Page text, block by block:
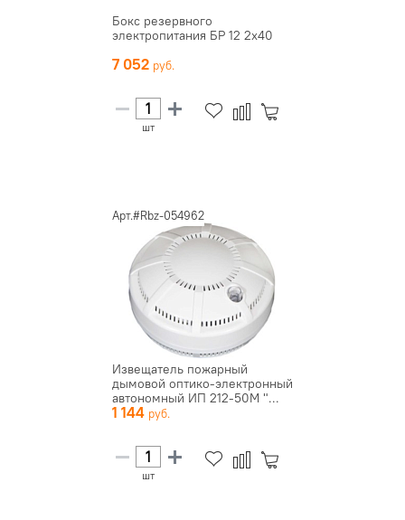
Бокс резервного
электропитания БР 12 2х40
7 052
шт
Арт.#Rbz-054962
Извещатель пожарный
дымовой оптико-электронный
автономный ИП 212-50М "...
1 144
шт